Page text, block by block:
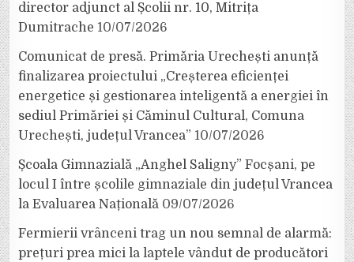
director adjunct al Școlii nr. 10, Mitrița
Dumitrache 10/07/2026
Comunicat de presă. Primăria Urechești anunță
finalizarea proiectului „Creșterea eficienței
energetice și gestionarea inteligentă a energiei în
sediul Primăriei și Căminul Cultural, Comuna
Urechești, județul Vrancea” 10/07/2026
Școala Gimnazială „Anghel Saligny” Focșani, pe
locul I între școlile gimnaziale din județul Vrancea
la Evaluarea Națională 09/07/2026
Fermierii vrânceni trag un nou semnal de alarmă:
prețuri prea mici la laptele vândut de producători